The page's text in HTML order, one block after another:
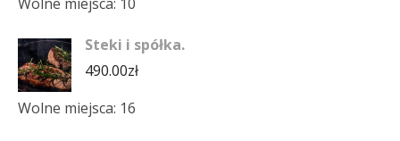
Steki i spółka.
490.00zł
Wolne miejsca: 16